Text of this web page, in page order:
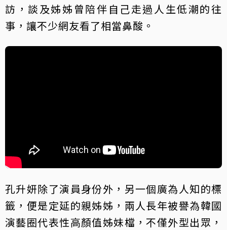
訪，談及姊姊曾陪伴自己走過人生低潮的往
事，讓不少網友看了相當鼻酸。
孔升妍除了演員身份外，另一個廣為人知的標
籤，便是定延的親姊姊，兩人長年被譽為韓國
演藝圈代表性高顏值姊妹檔，不僅外型出眾，